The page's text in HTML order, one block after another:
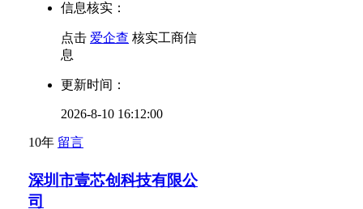
信息核实：
点击 爱企查 核实工商信
息
更新时间：
2026-8-10 16:12:00
10年 留言
深圳市壹芯创科技有限公
司